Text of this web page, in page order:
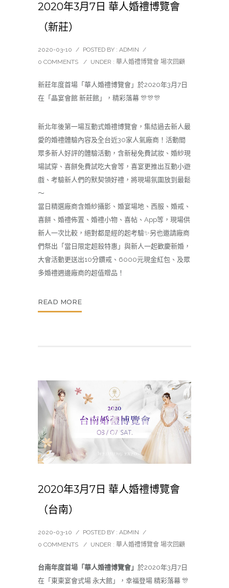
2020年3月7日 華人婚禮博覽會
（新莊）
2020-03-10 / POSTED BY : ADMIN /
0 COMMENTS
/ UNDER : 華人婚禮博覽會 場次回顧
新莊年度首場「華人婚禮博覽會」於2020年3月 7 日
在「晶宴會館 新莊館」，精彩落幕 🎊🎊🎊
新北年後第一場互動式婚禮博覽會，集結過去新人最
愛的婚禮體驗內容及全台近30家人氣廠商！活動間
眾多新人好評的體驗活動，含新秘免費試妝、婚紗現
場試穿、喜餅免費試吃大會等，喜宴更推出互動小遊
戲、考驗新人們的默契領好禮，將現場氛圍放到最鬆
～
當日精選廠商含婚紗攝影、婚宴場地、西服、婚戒、
喜餅、婚禮佈置、婚禮小物、喜帖、App等，現場供
新人一次比較，絕對都是經的起考驗✨另也邀請廠商
們祭出「當日限定超殺特惠」與新人一起歡慶新婚，
大會活動更送出10分鑽戒、 6000元現金紅包、及眾
多婚禮週邊廠商的超值贈品！
READ MORE
2020年3月7日 華人婚禮博覽會
（台南）
2020-03-10 / POSTED BY : ADMIN
/
0 COMMENTS
/ UNDER : 華人婚禮博覽會 場次回顧
台南年度首場「華人婚禮博覽會」 於2020年3月7日
在「東東宴會式場 永大館」，幸福登場 精彩落幕 🎊